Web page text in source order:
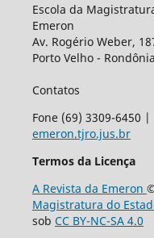
Escola da
Emeron
Av. Rogério Weber,
Porto Velho -
Contatos
Fone (69) 3309-6450
emeron.tjro.jus.br
Termos da Licença
A Revista da Emeron
Magistratura do
sob CC BY-NC-SA 4.0